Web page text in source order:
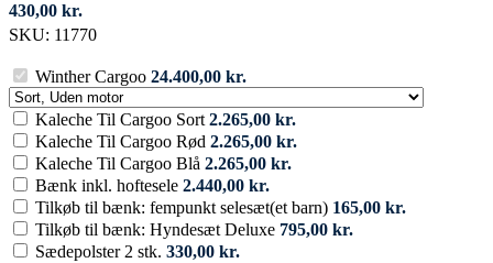
430,00 kr.
SKU: 11770
Winther Cargoo 24.400,00 kr.
Select
product
variation
Kaleche Til Cargoo Sort 2.265,00 kr.
Kaleche Til Cargoo Rød 2.265,00 kr.
Kaleche Til Cargoo Blå 2.265,00 kr.
Bænk inkl. hoftesele 2.440,00 kr.
Tilkøb til bænk: fempunkt selesæt(et barn) 165,00 kr.
Tilkøb til bænk: Hyndesæt Deluxe 795,00 kr.
Sædepolster 2 stk. 330,00 kr.